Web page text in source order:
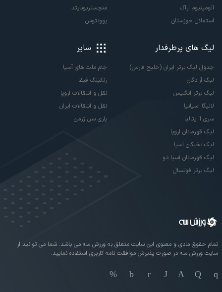
آلومینیوم اراک
استقلال خوزستان
منچستریونایتد
یوونتوس
لیگ های پرطرفدار
جدول لیگ برتر ایران (خلیج فارس)
لیگ آزادگان
لیگ برتر انگلیس
لالیگا اسپانیا
سری آ ایتالیا
لیگ قهرمانان اروپا
لیگ نخبگان آسیا
لیگ قهرمانان آسیا دو
لیگ برتر فوتسال
سایر
جام ملت های آسیا
رنکینگ فیفا
نقل و انتقالات اروپا
نقل و انتقالات ایران
پاری سن ژرمن
تمام حقوق مادی و معنوی این سایت متعلق به ورزش سه می باشد. شما می توانید از
سایت ورزش سه در صورت پذیرش موافقت نامه کاربری استفاده نمایید.